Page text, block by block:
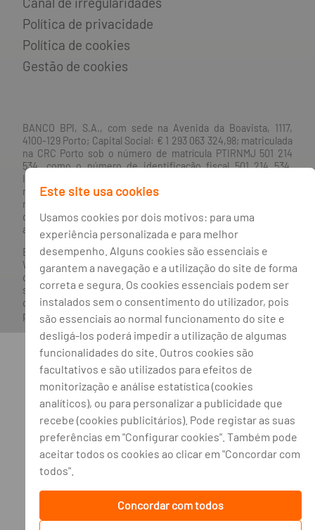
Política de privacidade
Política de cookies
Gestão de cookies
BANCO BPI, S.A., com sede na Avenida da Boavista, 1117,
4100-129 Porto; Capital Social: € 1 293 063 324,98; matriculada
na CRC Porto sob o número de matrícula PTIRNMJ 501 214
534, como o número de identificação fiscal 501 214 534.
Intermediário financeiro registado na CMVM com o n° 300 e
no Banco de Portugal sob o código n° 10. Agente de Seguros
n.º 419527591, registado junto da Autoridade de Supervisão
de Seguros e Fundos de Pensões em 21/01/2019, e autorizado
a exercer atividade nos Ramos de Seguro Vida e Não Vida.
Banco BPI ©. Todos os direitos reservados.
WebsiteAcessível.O Banco BPI não se responsabiliza por
quaisquer traduções do site efetuadas através do browser,
sendo a versão em língua portuguesa a única versão oficial,
que prevalecerá em qualquer caso. Este site encontra-se em
processo de adoção do novo acordo ortográfico.
Este site usa cookies
Usamos cookies por dois motivos: para uma
experiência personalizada e para melhor
desempenho. Alguns cookies são essenciais e
garantem a navegação e a utilização do site de forma
correta e segura. Os cookies essenciais podem ser
instalados sem o consentimento do utilizador, pois
são essenciais ao normal funcionamento do site e
desligá-los poderá impedir a utilização de algumas
funcionalidades do site. Outros cookies são
facultativos e são utilizados para efeitos de
monitorização e análise estatística (cookies
analíticos), ou para personalizar a publicidade que
recebe (cookies publicitários). Pode registar as suas
preferências em "Configurar cookies". Também pode
aceitar todos os cookies ao clicar em "Concordar com
todos".
Concordar com todos